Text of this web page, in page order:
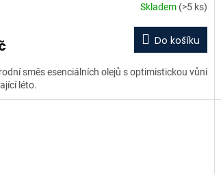
Skladem (>5 ks)
Do košíku
směs esenciálních olejů s optimistickou vůní
léto.